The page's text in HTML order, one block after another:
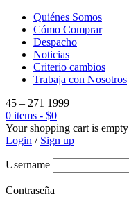
Quiénes Somos
Cómo Comprar
Despacho
Noticias
Criterio cambios
Trabaja con Nosotros
45 – 271 1999
0 items - $0
Your shopping cart is empty
Login / Sign up
Username
Contraseña